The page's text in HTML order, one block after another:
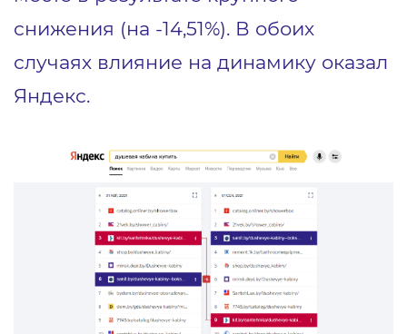
снижения (на -14,51%). В обоих
случаях влияние на динамику оказал
Яндекс.